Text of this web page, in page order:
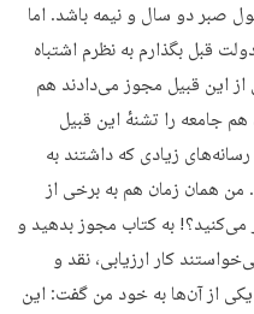
صبر دو سال و نیمه باشد. اما
قبل بگذارم به نظرم اشتباه
از این قبیل مجوز می‌دادند هم
جامعه را تشنهٔ این قبیل
زیادی که داشتند به
من همان زمان هم به برخی از
می‌کنید؟! به کتاب مجوز بدهید و
کار ارزیابی، نقد و
از آن‌ها به خود من گفت: این